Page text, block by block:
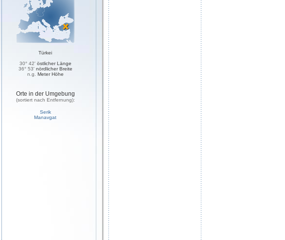
Türkei
30° 42' östlicher Länge
36° 53' nördlicher Breite
n.g.
Meter Höhe
Orte in der Umgebung
(sortiert nach Entfernung):
Serik
Manavgat